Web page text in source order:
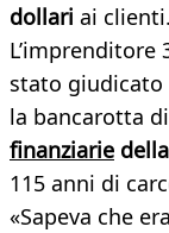
dollari ai clienti.
L’imprenditore
stato giudicato
la bancarotta di
finanziarie
115 anni di
«Sapeva che